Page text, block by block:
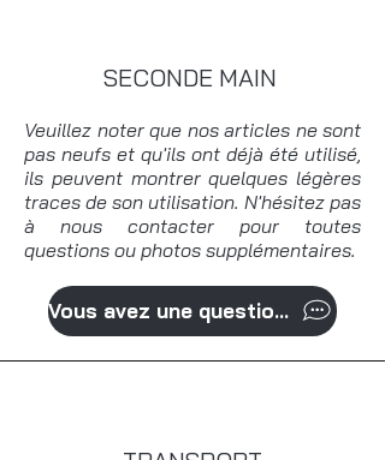
SECONDE MAIN
Veuillez noter que nos articles ne sont
pas neufs et qu'ils ont déjà été utilisé,
ils peuvent montrer quelques légères
traces de son utilisation. N'hésitez pas
à nous contacter pour toutes
questions ou photos supplémentaires.
Vous avez une question?